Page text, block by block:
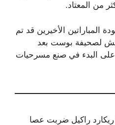
من المعتاد.
المباراتين الأخيرين قد تم
لصحيفة بوست بعد
على البدء في صنع مسرحيات
راكيل ضربت عصا